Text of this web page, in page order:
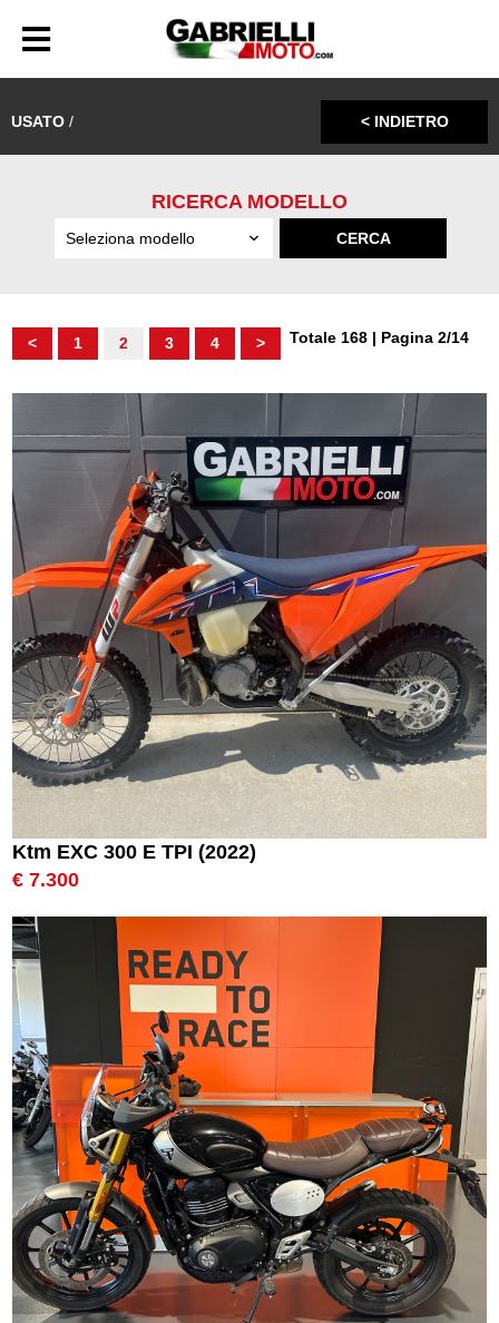
USATO / < INDIETRO
RICERCA MODELLO
Totale 168 | Pagina 2/14
< 1 2 3 4 >
Ktm EXC 300 E TPI (2022)
€ 7.300